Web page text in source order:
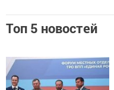
Топ 5 новостей